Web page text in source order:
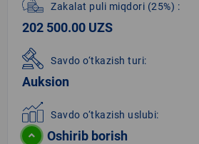
Zakalat puli miqdori (25%) :
202 500.00 UZS
Savdo o‘tkazish turi:
Auksion
Savdo o‘tkazish uslubi:
Oshirib borish